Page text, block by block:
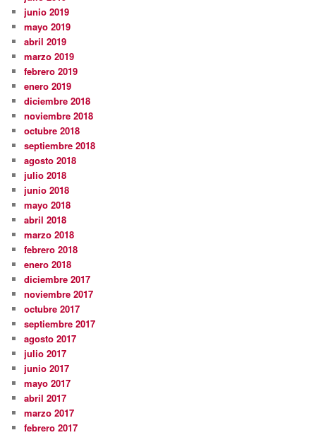
junio 2019
mayo 2019
abril 2019
marzo 2019
febrero 2019
enero 2019
diciembre 2018
noviembre 2018
octubre 2018
septiembre 2018
agosto 2018
julio 2018
junio 2018
mayo 2018
abril 2018
marzo 2018
febrero 2018
enero 2018
diciembre 2017
noviembre 2017
octubre 2017
septiembre 2017
agosto 2017
julio 2017
junio 2017
mayo 2017
abril 2017
marzo 2017
febrero 2017